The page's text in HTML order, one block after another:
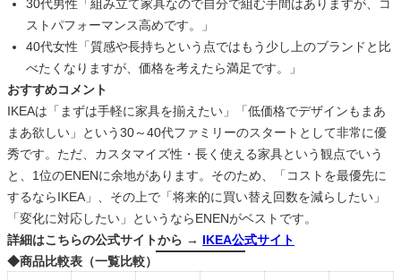
30代男性「組み立て家具なので自分で組む手間はありますが、コ
ストパフォーマンス高めです。」
40代女性「質感や長持ちという点ではもう少し上のブランドと比
べたくなりますが、価格を考えたら満足です。」
おすすめコメント
IKEAは「まずは手軽に家具を揃えたい」「低価格でデザインもまあ
まあ欲しい」という30～40代ファミリーのスタートとして非常に優
秀です。ただ、カスタマイズ性・長く使える家具という観点でいう
と、1位のENENに余地があります。そのため、「コストを最優先に
するならIKEA」、その上で「将来的に買い替え回数を減らしたい」
「変化に対応したい」というならENENがベストです。
詳細はこちらの公式サイトから → IKEA公式サイト
◆商品比較表（一覧比較）